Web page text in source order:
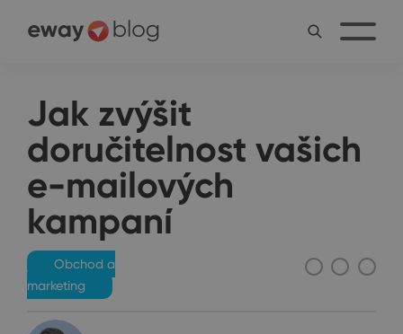
Jak zvýšit
doručitelnost vašich
e-mailových
kampaní
Obchod a
marketing